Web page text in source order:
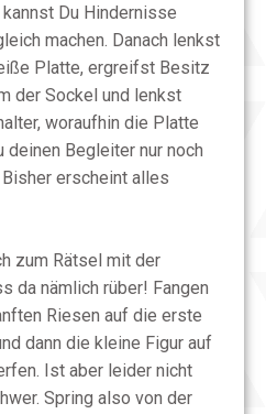
Du Hindernisse
machen. Danach lenkst
Platte, ergreifst Besitz
der Sockel und lenkst
woraufhin die Platte
deinen Begleiter nur noch
erscheint alles
zum Rätsel mit der
da nämlich rüber! Fangen
Riesen auf die erste
dann die kleine Figur auf
Ist aber leider nicht
Spring also von der